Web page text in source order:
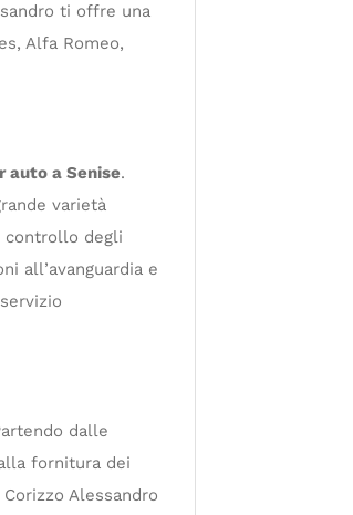
ti offre una
Alfa Romeo,
auto a Senise.
varietà
controllo degli
all’avanguardia e
dalle
fornitura dei
Alessandro